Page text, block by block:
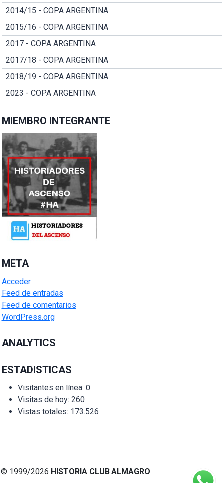
2014/15 - COPA ARGENTINA
2015/16 - COPA ARGENTINA
2017 - COPA ARGENTINA
2017/18 - COPA ARGENTINA
2018/19 - COPA ARGENTINA
2023 - COPA ARGENTINA
MIEMBRO INTEGRANTE
META
Acceder
Feed de entradas
Feed de comentarios
WordPress.org
ANALYTICS
ESTADISTICAS
Visitantes en línea: 0
Visitas de hoy: 260
Vistas totales: 173.526
© 1999/2026 HISTORIA CLUB ALMAGRO